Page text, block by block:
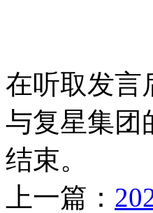
在听取发言
与复星集团
结束。
上一篇：